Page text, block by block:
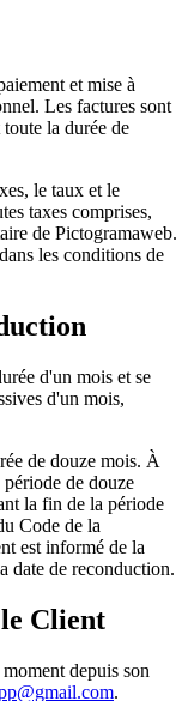
et mise à
Les factures sont
la durée de
le taux et le
taxes comprises,
de Pictogramaweb.
les conditions de
d'un mois et se
d'un mois,
de douze mois. À
de douze
la fin de la période
Code de la
est informé de la
date de reconduction.
Client
depuis son
.